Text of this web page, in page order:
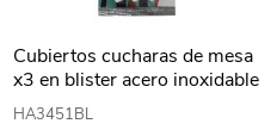
Cubiertos cucharas de mesa
x3 en blister acero inoxidable
BLANCO, PIEMONTE
MARTINAZZO
HA3451BL